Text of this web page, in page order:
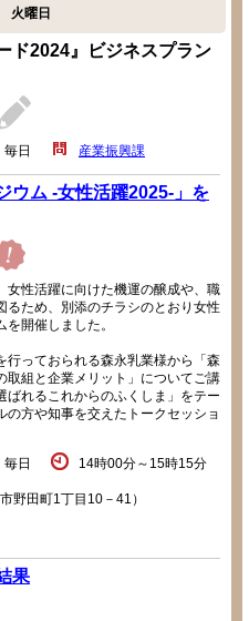
火曜日
ド2024』ビジネスプラン
日 産業振興課
ウム -女性活躍2025-」を
性活躍に向けた機運の醸成や、職
るため、別添のチラシのとおり女性
開催しました。
っておられる森永乳業様から「森
取組と企業メリット」についてご講
れるこれからのふくしま」をテー
方や知事を交えたトークセッショ
日 14時00分～15時15分
野田町1丁目10－41）
果